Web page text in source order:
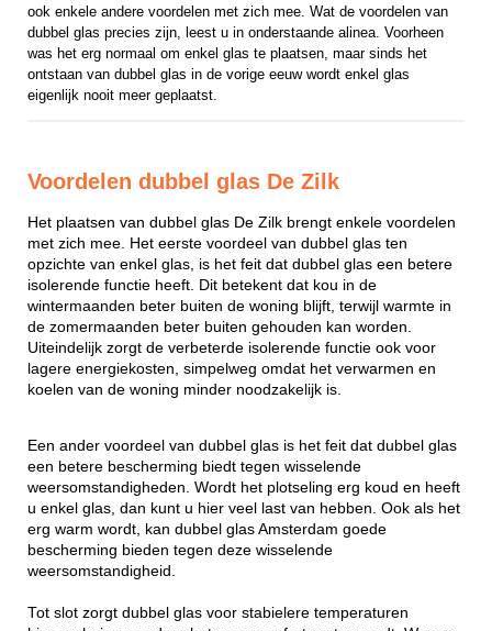
ook enkele andere voordelen met zich mee. Wat de voordelen van
dubbel glas precies zijn, leest u in onderstaande alinea. Voorheen
was het erg normaal om enkel glas te plaatsen, maar sinds het
ontstaan van dubbel glas in de vorige eeuw wordt enkel glas
eigenlijk nooit meer geplaatst.
Voordelen dubbel glas De Zilk
Het plaatsen van dubbel glas De Zilk brengt enkele voordelen
met zich mee. Het eerste voordeel van dubbel glas ten
opzichte van enkel glas, is het feit dat dubbel glas een betere
isolerende functie heeft. Dit betekent dat kou in de
wintermaanden beter buiten de woning blijft, terwijl warmte in
de zomermaanden beter buiten gehouden kan worden.
Uiteindelijk zorgt de verbeterde isolerende functie ook voor
lagere energiekosten, simpelweg omdat het verwarmen en
koelen van de woning minder noodzakelijk is.
Een ander voordeel van dubbel glas is het feit dat dubbel glas
een betere bescherming biedt tegen wisselende
weersomstandigheden. Wordt het plotseling erg koud en heeft
u enkel glas, dan kunt u hier veel last van hebben. Ook als het
erg warm wordt, kan dubbel glas Amsterdam goede
bescherming bieden tegen deze wisselende
weersomstandigheid.
Tot slot zorgt dubbel glas voor stabielere temperaturen